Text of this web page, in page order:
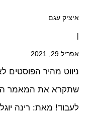
איציק עגם
|
אפריל 29, 2021
ניווט מהיר הפוסטים
שתקרא את המאמר
לעבוד! מאת: רינה